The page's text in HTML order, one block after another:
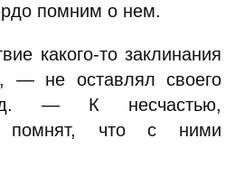
помним о нем.
какого-то заклинания
— не оставлял своего
— К несчастью,
помнят, что с ними